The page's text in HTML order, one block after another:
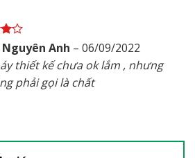
Anh – 06/09/2022
thiết kế chưa ok lắm , nhưng
phải gọi là chất